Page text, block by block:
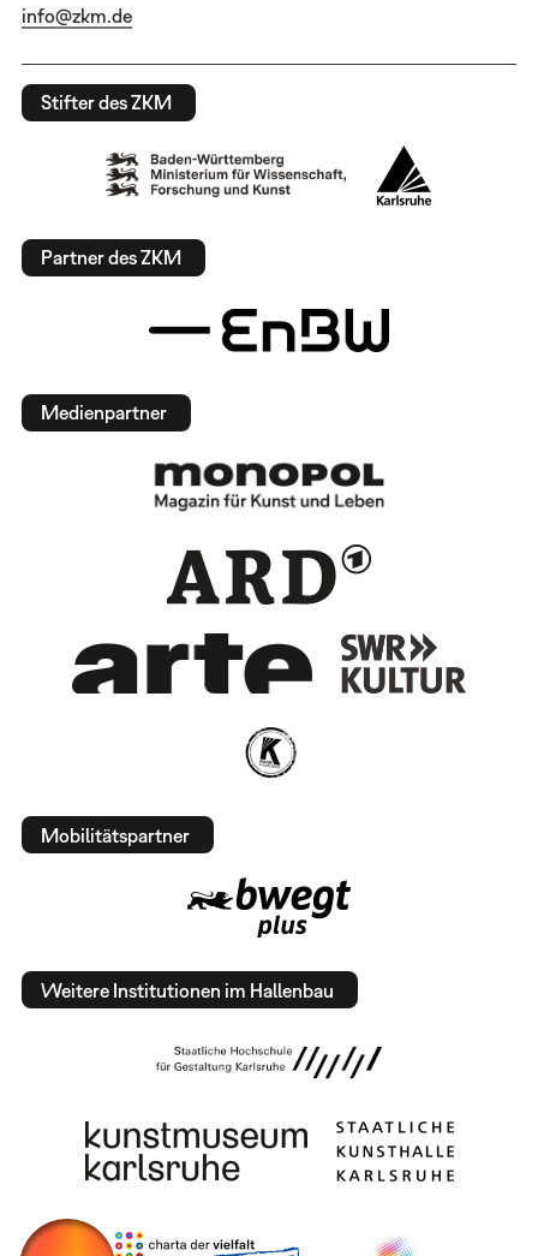
info@zkm.de
Stifter des ZKM
Partner des ZKM
Medienpartner
Mobilitätspartner
Weitere Institutionen im Hallenbau